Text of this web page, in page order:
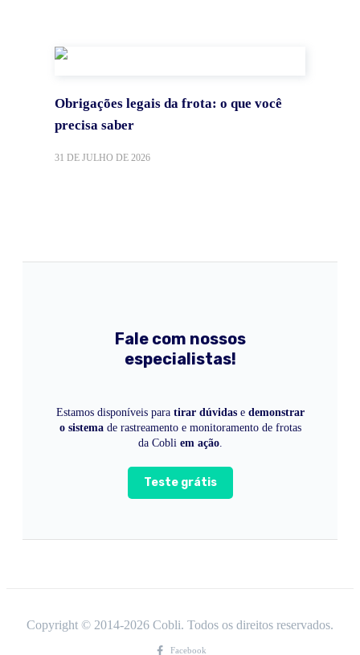
Obrigações legais da frota: o que você
precisa saber
31 DE JULHO DE 2026
Fale com nossos
especialistas!
Estamos disponíveis para tirar dúvidase demonstrar
o sistemade rastreamento e monitoramento de frotas
da Cobli em ação.
Teste grátis
Copyright © 2014-2026 Cobli. Todos os direitos reservados.
Facebook